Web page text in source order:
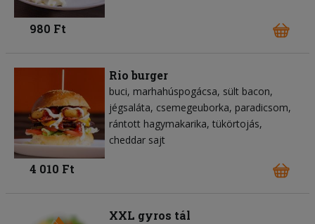
980 Ft
Rio burger
buci marhahúspogácsa sült bacon
jégsaláta csemegeuborka paradicsom
rántott hagymakarika tükörtojás
cheddar sajt
4 010 Ft
XXL gyros tál